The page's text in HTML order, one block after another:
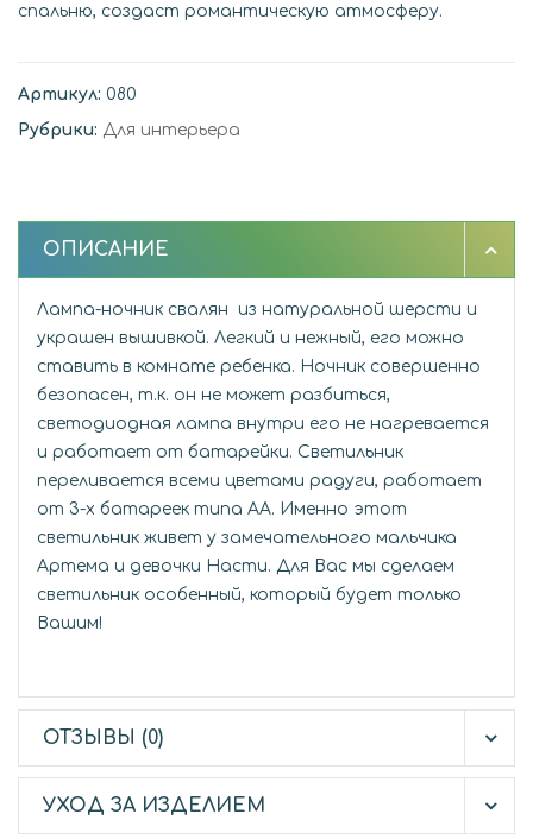
спальню, создаст романтическую атмосферу.
Артикул: 080
Рубрики: Для интерьера
ОПИСАНИЕ
Лампа-ночник свалян из натуральной шерсти и
украшен вышивкой. Легкий и нежный, его можно
ставить в комнате ребенка. Ночник совершенно
безопасен, т.к. он не может разбиться,
светодиодная лампа внутри его не нагревается
и работает от батарейки. Светильник
переливается всеми цветами радуги, работает
от 3-х батареек типа AA. Именно этот
светильник живет у замечательного мальчика
Артема и девочки Насти. Для Вас мы сделаем
светильник особенный, который будет только
Вашим!
ОТЗЫВЫ (0)
УХОД ЗА ИЗДЕЛИЕМ